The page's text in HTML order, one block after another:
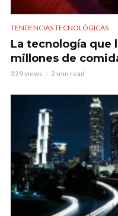
TENDENCIAS TECNOLÓGICAS
La tecnología que
millones de
329 views 2 min read